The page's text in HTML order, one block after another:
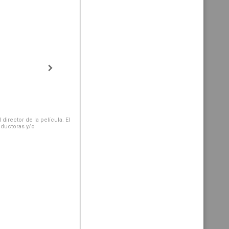
de la película. El
y/o